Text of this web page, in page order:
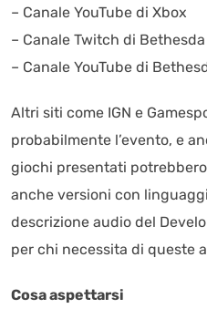
– Canale YouTube di Xbox
– Canale Twitch di Bethesda
– Canale YouTube di
Altri siti come IGN e
probabilmente l’evento, e
giochi presentati
anche versioni con
descrizione audio del
per chi necessita di queste
Cosa aspettarsi